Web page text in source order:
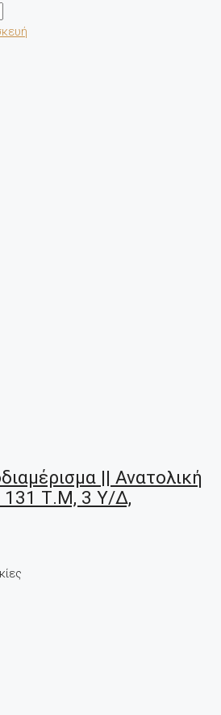
|| Ανατολική
131 Τ.μ, 3 Υ/Δ,